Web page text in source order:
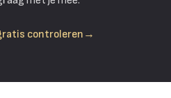
controleren →